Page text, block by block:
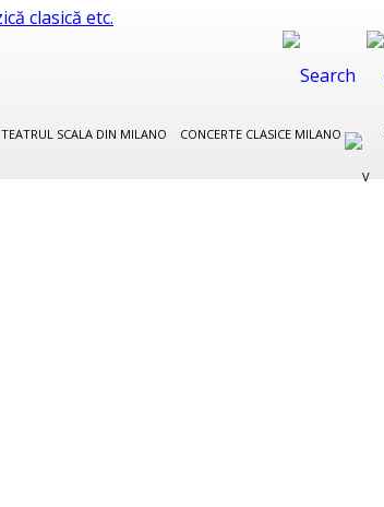
TEATRUL SCALA DIN MILANO CONCERTE CLASICE MILANO